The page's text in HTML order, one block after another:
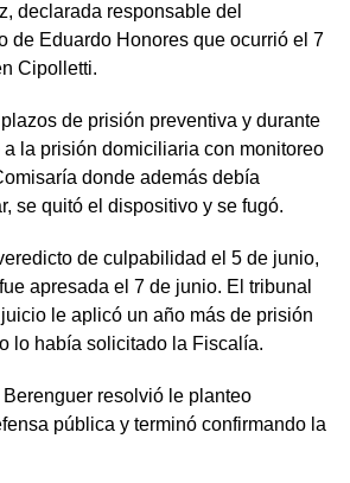
declarada responsable del
de Eduardo Honores que ocurrió el 7
Cipolletti.
de prisión preventiva y durante
la prisión domiciliaria con monitoreo
donde además debía
se quitó el dispositivo y se fugó.
de culpabilidad el 5 de junio,
apresada el 7 de junio. El tribunal
le aplicó un año más de prisión
lo había solicitado la Fiscalía.
resolvió le planteo
pública y terminó confirmando la